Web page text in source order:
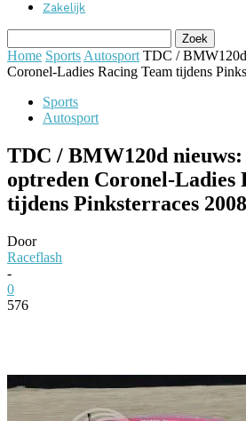
Zakelijk
Home Sports Autosport TDC / BMW120d
Coronel-Ladies Racing Team tijdens
Sports
Autosport
TDC / BMW120d nieuws:
optreden Coronel-Ladies
tijdens Pinksterraces
Door
Raceflash
-
0
576